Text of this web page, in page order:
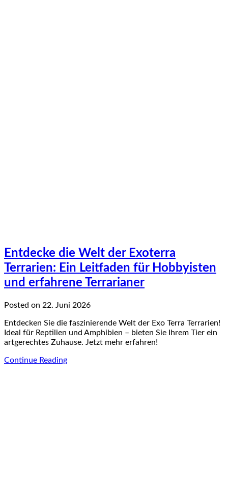
Entdecke die Welt der Exoterra
Terrarien: Ein Leitfaden für Hobbyisten
und erfahrene Terrarianer
Posted on 22. Juni 2026
Entdecken Sie die faszinierende Welt der Exo Terra Terrarien!
Ideal für Reptilien und Amphibien – bieten Sie Ihrem Tier ein
artgerechtes Zuhause. Jetzt mehr erfahren!
Continue Reading